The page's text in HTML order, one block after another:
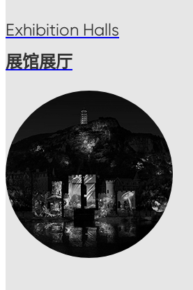
Exhibition Halls
展馆展厅